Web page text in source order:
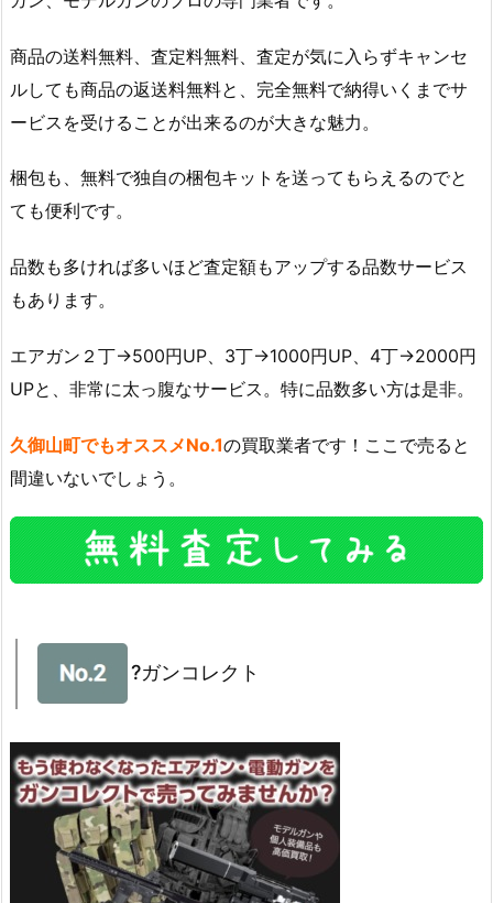
商品の送料無料、査定料無料、査定が気に入らずキャンセ
ルしても商品の返送料無料と、完全無料で納得いくまでサ
ービスを受けることが出来るのが大きな魅力。
梱包も、無料で独自の梱包キットを送ってもらえるのでと
ても便利です。
品数も多ければ多いほど査定額もアップする品数サービス
もあります。
エアガン２丁→500円UP、3丁→1000円UP、4丁→2000円
UPと、非常に太っ腹なサービス。特に品数多い方は是非。
久御山町でもオススメNo.1の買取業者です！ここで売ると
間違いないでしょう。
?ガンコレクト